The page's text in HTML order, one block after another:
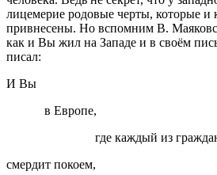
лицемерие родовые черты, которые и
привнесены. Но вспомним В.
как и Вы жил на Западе и в своём
писал:
И Вы
в Европе,
где каждый из
смердит покоем,